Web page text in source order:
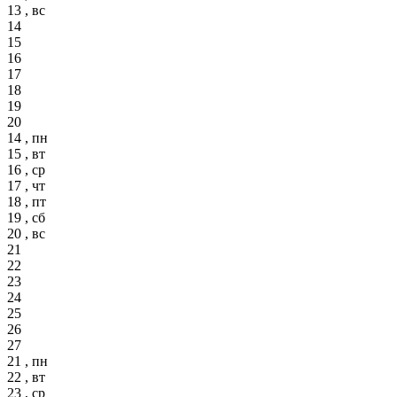
13 , вс
14
15
16
17
18
19
20
14 , пн
15 , вт
16 , ср
17 , чт
18 , пт
19 , сб
20 , вс
21
22
23
24
25
26
27
21 , пн
22 , вт
23 , ср